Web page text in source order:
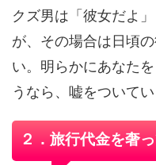
クズ男は「彼女だよ
が、その場合は日頃
い。明らかにあなた
うなら、嘘をついてい
２．旅行代金を奢